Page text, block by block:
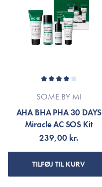
SOME BY MI
AHA BHA PHA 30 DAYS
Miracle AC SOS Kit
239,00 kr.
TILFØJ TIL KURV